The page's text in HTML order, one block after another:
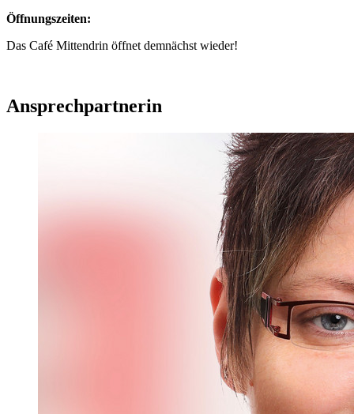
Öffnungszeiten:
Das Café Mittendrin öffnet demnächst wieder!
Ansprechpartnerin